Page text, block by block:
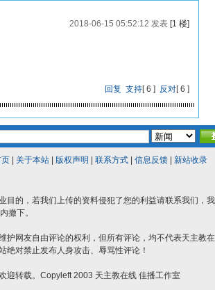
2018-06-15 05:52:12 发表[1 楼]
回复 支持[6 ] 反对[6 ]
页| 关于本站| 版权声明 联系方式| 信息反馈| 新站收录
目的，若我们上传的资料侵犯了您的利益请联系我们，
撤下。
护网友自由评论的权利，但所有评论，均不代表天主教
绝对禁止发布人身攻击、辱骂性评论！
迎转载。Copyleft 2003 天主教在线 佳播工作室